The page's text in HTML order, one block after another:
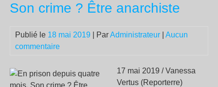
Son crime ? Être anarchiste
Publié le 18 mai 2019 | ParAdministrateur
Aucun
commentaire
17 mai 2019 / Vanessa
Vertus (Reporterre)